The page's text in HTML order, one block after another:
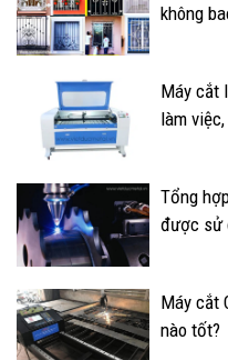
không
Máy cắt
làm
Tổng
được sử
Máy cắt
nào tốt?